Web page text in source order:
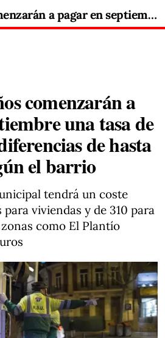
Los madrileños comenzarán a pagar en septiembre una tasa de basuras con diferencias de hasta 500 euros según el barrio
comenzarán a
una tasa de
de hasta
el barrio
tendrá un coste
para viviendas y de 310 para
como El Plantío